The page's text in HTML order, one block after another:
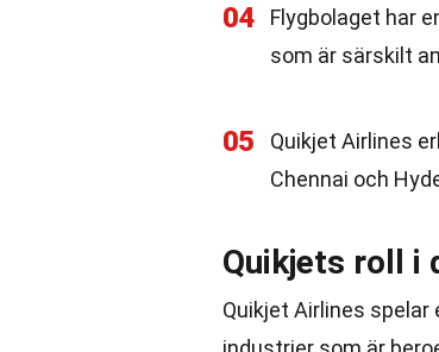
04
Flygbolaget har
som är särskilt
05
Quikjet Airlines
Chennai och
Quikjets roll i
Quikjet Airlines